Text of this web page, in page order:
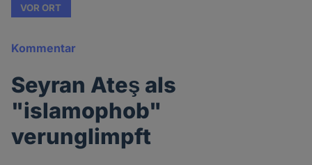
VOR ORT
Kommentar
Seyran Ateş als
"islamophob"
verunglimpft